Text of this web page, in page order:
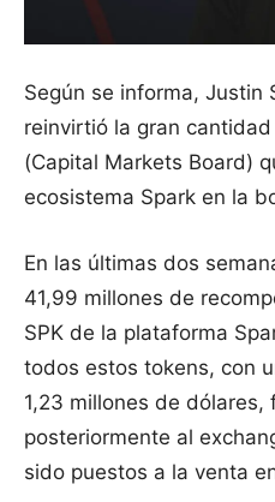
Según se informa, Justin
reinvirtió la gran
(Capital Markets Board)
ecosistema Spark en la
En las últimas dos
41,99 millones de
SPK de la plataforma
todos estos tokens, con
1,23 millones de
posteriormente al
sido puestos a la venta